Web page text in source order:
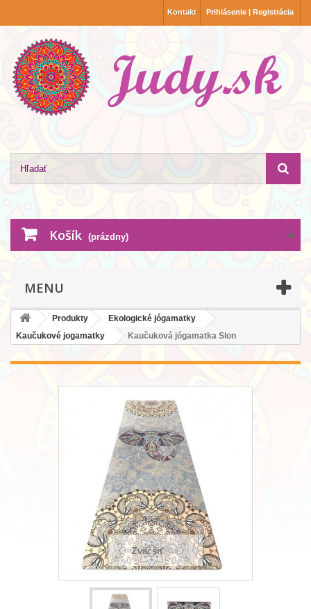
Prihlásenie | Registrácia
Kontakt
Košík (prázdny)
MENU
Produkty
Ekologické jógamatky
Kaučukové jogamatky
Kaučuková jógamatka Slon
Zväčšiť